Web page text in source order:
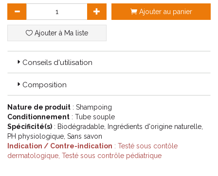
Ajouter au panier
Ajouter à Ma liste
Conseils d'utilisation
Composition
Nature de produit : Shampoing
Conditionnement : Tube souple
Spécificité(s) : Biodégradable, Ingrédients d'origine naturelle,
PH physiologique, Sans savon
Indication / Contre-indication : Testé sous contôle
dermatologique, Testé sous contrôle pédiatrique